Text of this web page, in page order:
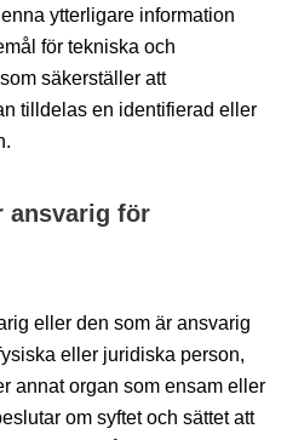
ytterligare information
för tekniska och
säkerställer att
tilldelas en identifierad eller
för
eller den som är ansvarig
eller juridiska person,
annat organ som ensam eller
om syftet och sättet att